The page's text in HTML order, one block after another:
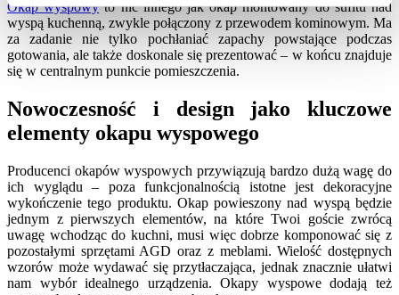
Okap wyspowyto nic innego jak okap montowany do sufitu nad
wyspą kuchenną, zwykle połączony z przewodem kominowym. Ma
za zadanie nie tylko pochłaniać zapachy powstające podczas
gotowania, ale także doskonale się prezentować – w końcu znajduje
się w centralnym punkcie pomieszczenia.
Nowoczesność i design jako kluczowe
elementy okapu wyspowego
Producenci okapów wyspowych przywiązują bardzo dużą wagę do
ich wyglądu – poza funkcjonalnością istotne jest dekoracyjne
wykończenie tego produktu. Okap powieszony nad wyspą będzie
jednym z pierwszych elementów, na które Twoi goście zwrócą
uwagę wchodząc do kuchni, musi więc dobrze komponować się z
pozostałymi sprzętami AGD oraz z meblami. Wielość dostępnych
wzorów może wydawać się przytłaczająca, jednak znacznie ułatwi
nam wybór idealnego urządzenia.Okapy wyspowedodają też